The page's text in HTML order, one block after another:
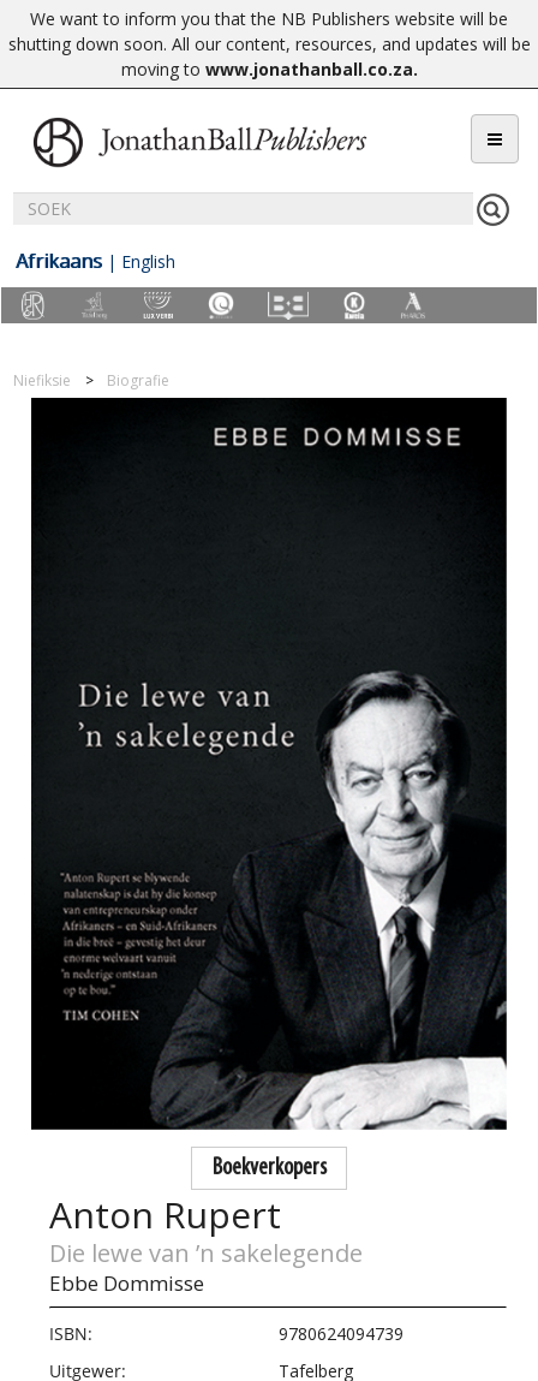
We want to inform you that the NB Publishers website will be
shutting down soon. All our content, resources, and updates will be
moving to www.jonathanball.co.za.
Afrikaans | English
Niefiksie Biografie
Boekverkopers
Anton Rupert
Die lewe van ’n sakelegende
Ebbe Dommisse
ISBN:
9780624094739
Uitgewer:
Tafelberg